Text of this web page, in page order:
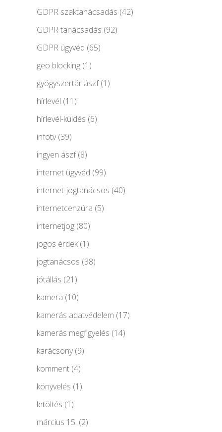
GDPR szaktanácsadás (42)
GDPR tanácsadás (92)
GDPR ügyvéd (65)
geo blocking (1)
gyógyszertár ászf(1)
hírlevél (11)
hírlevél-küldés (6)
infotv(39)
ingyen ászf(8)
internet ügyvéd (99)
internet-jogtanácsos (40)
internetcenzúra (5)
internetjog (80)
jogos érdek(1)
jogtanácsos (38)
jótállás (21)
kamera (10)
kamerás adatvédelem (17)
kamerás megfigyelés (14)
karácsony(9)
komment (4)
könyvelés (1)
letöltés (1)
március 15. (2)